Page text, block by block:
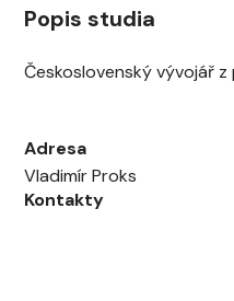
Popis studia
Československý vývojář
Adresa
Vladimír Proks
Kontakty